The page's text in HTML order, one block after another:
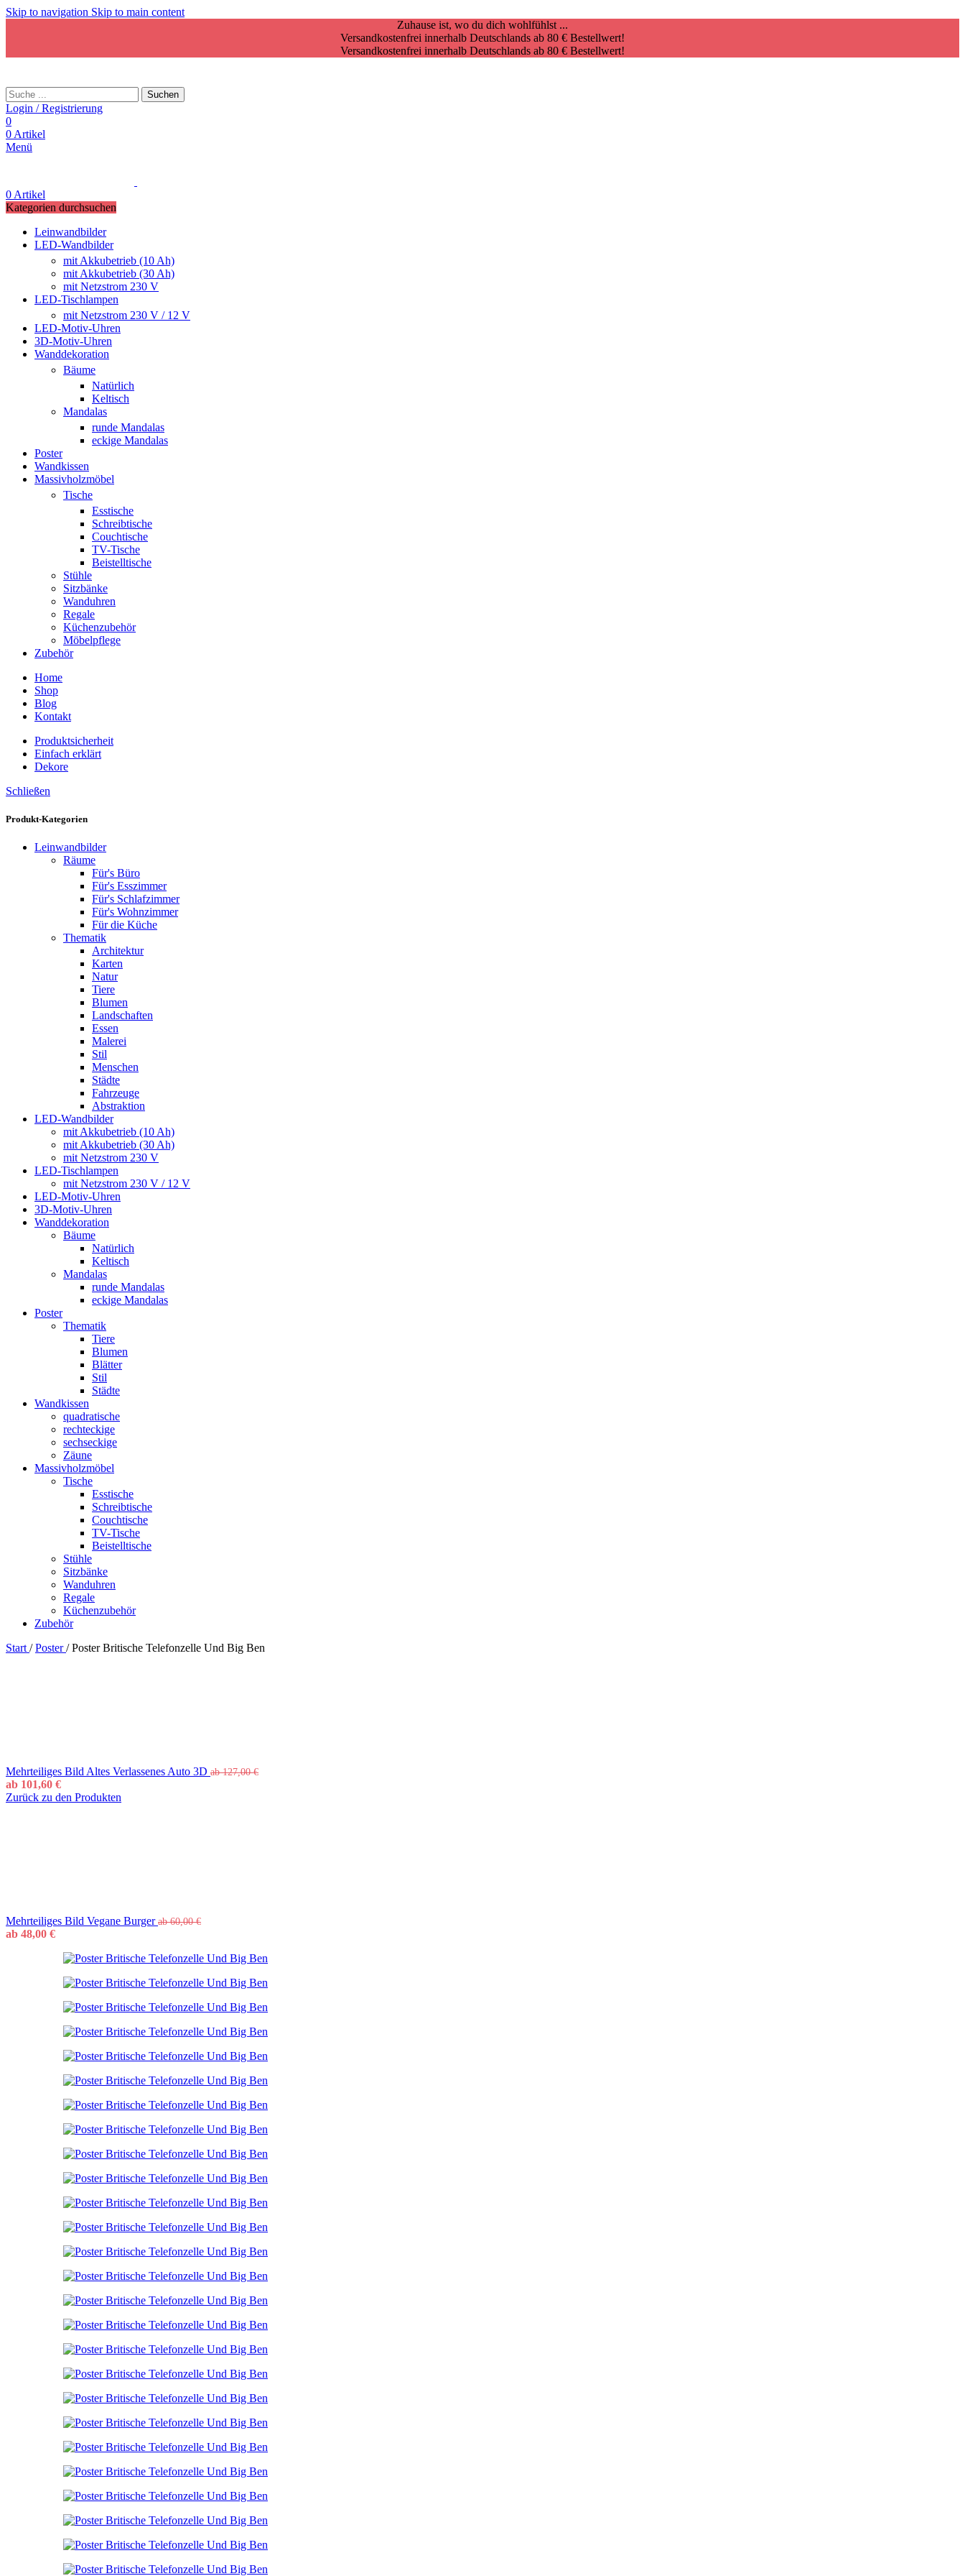
Skip to navigation Skip to main content
Zuhause ist, wo du dich wohlfühlst ...
Versandkostenfrei innerhalb Deutschlands ab 80 € Bestellwert!
Versandkostenfrei innerhalb Deutschlands ab 80 € Bestellwert!
Suchen
Login / Registrierung
0
0 Artikel
Menü
0 Artikel
Kategorien durchsuchen
Leinwandbilder
LED-Wandbilder
mit Akkubetrieb (10 Ah)
mit Akkubetrieb (30 Ah)
mit Netzstrom 230 V
LED-Tischlampen
mit Netzstrom 230 V / 12 V
LED-Motiv-Uhren
3D-Motiv-Uhren
Wanddekoration
Bäume
Natürlich
Keltisch
Mandalas
runde Mandalas
eckige Mandalas
Poster
Wandkissen
Massivholzmöbel
Tische
Esstische
Schreibtische
Couchtische
TV-Tische
Beistelltische
Stühle
Sitzbänke
Wanduhren
Regale
Küchenzubehör
Möbelpflege
Zubehör
Home
Shop
Blog
Kontakt
Produktsicherheit
Einfach erklärt
Dekore
Schließen
Produkt-Kategorien
Leinwandbilder
Räume
Für's Büro
Für's Esszimmer
Für's Schlafzimmer
Für's Wohnzimmer
Für die Küche
Thematik
Architektur
Karten
Natur
Tiere
Blumen
Landschaften
Essen
Malerei
Stil
Menschen
Städte
Fahrzeuge
Abstraktion
LED-Wandbilder
mit Akkubetrieb (10 Ah)
mit Akkubetrieb (30 Ah)
mit Netzstrom 230 V
LED-Tischlampen
mit Netzstrom 230 V / 12 V
LED-Motiv-Uhren
3D-Motiv-Uhren
Wanddekoration
Bäume
Natürlich
Keltisch
Mandalas
runde Mandalas
eckige Mandalas
Poster
Thematik
Tiere
Blumen
Blätter
Stil
Städte
Wandkissen
quadratische
rechteckige
sechseckige
Zäune
Massivholzmöbel
Tische
Esstische
Schreibtische
Couchtische
TV-Tische
Beistelltische
Stühle
Sitzbänke
Wanduhren
Regale
Küchenzubehör
Zubehör
Start / Poster/ Poster Britische Telefonzelle Und Big Ben
Mehrteiliges Bild Altes Verlassenes Auto 3D ab127,00€
ab 101,60 €
Zurück zu den Produkten
Mehrteiliges Bild Vegane Burgerab60,00€
ab 48,00 €